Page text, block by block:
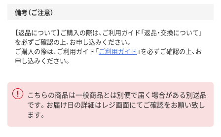
備考（ご注意）
【返品について】ご購入の際は、ご利用ガイド「返品・交換について」
を必ずご確認の上、お申し込みください。
ご購入の際は、ご利用ガイド「ご利用ガイド 」を必ずご確認の上、お
申し込みください。
こちらの商品は一般商品とは別便で届く場合がある別送品
です。お届け日の詳細はレジ画面にてご確認をお願い致し
ます。